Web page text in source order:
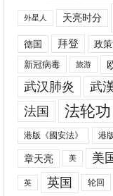
外星人 天亮时分
德国 拜登 政
新冠病毒
旅游
武汉肺炎 武
法国 法轮功
港版《國安法》 港
章天亮 美 美
英 英国 轮回